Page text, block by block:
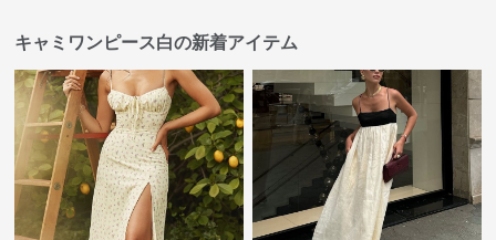
キャミワンピース白の新着アイテム